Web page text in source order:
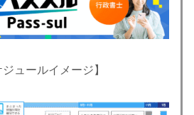
ュールイメージ】